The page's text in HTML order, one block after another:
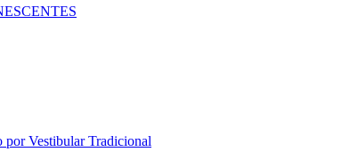
Vestibular Tradicional